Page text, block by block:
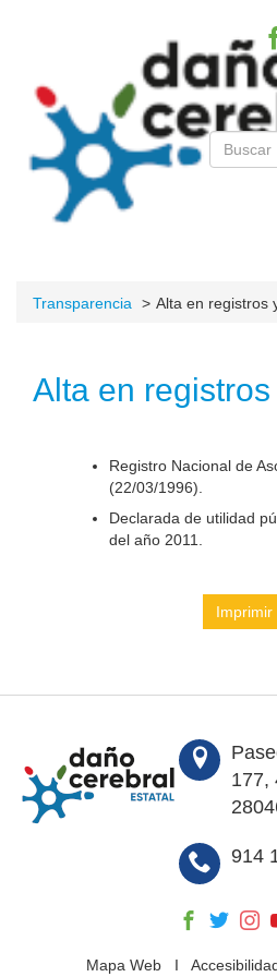
Transparencia Alta en registros
Alta en
Registro Nacional de
(22/03/1996).
Declarada de utilidad
del año 2011.
Imprimir
177,
914
Mapa WebI